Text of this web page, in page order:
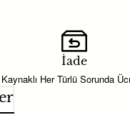
vetoplu öğrenci
İade
Her Türlü Sorunda